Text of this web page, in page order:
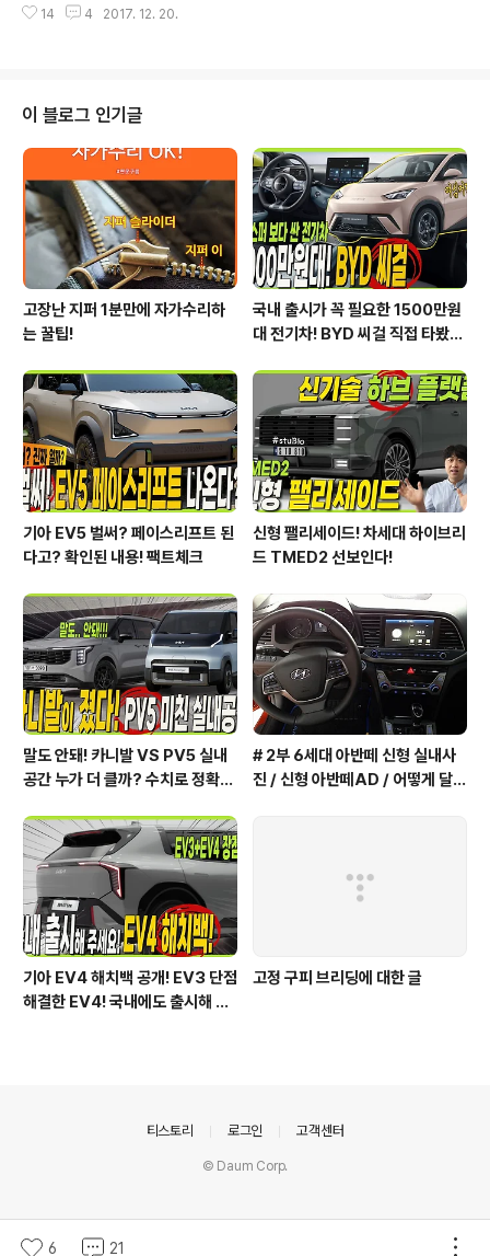
borghini Urus 착한 어린이들에게 선물 많이 전달하기
심으로 구입했었다면, 자동차 시장이 SUV 춘추전국시대
V가 세단 보다 높은 인기를 얻고 있는 이유는 3가지로 분
석할 수 있습니다. 1. 세단 보다 넓은 실내공간 2. 세단 보다
높은 실용성 ▲ 출처 : 현대자동차 3. 세단만큼 좋아진 승
차감 3가지 이유로 SUV의 소비층이 넓어지고 있기 때문
입니다. 2. 쉽지 않은 생애 첫 SUV 선택? ▲ 출처 ..
14 4 2017. 12. 20.
이 블로그 인기글
고장난 지퍼 1분만에 자가수리하
는 꿀팁!
국내 출시가 꼭 필요한 1500만원
대 전기차! BYD 씨걸 직접 타봤습
기아 EV5 벌써? 페이스리프트 된
다고? 확인된 내용! 팩트체크
신형 팰리세이드! 차세대 하이브리
드 TMED2 선보인다!
말도 안돼! 카니발 VS PV5 실내
공간 누가 더 클까? 수치로 정확하
# 2부 6세대 아반떼 신형 실내사
진 / 신형 아반떼AD / 어떻게 달라
기아 EV4 해치백 공개! EV3 단점
해결한 EV4! 국내에도 출시해 주
고정 구피 브리딩에 대한 글
6 21
티스토리 로그인 고객센터
© Daum Corp.